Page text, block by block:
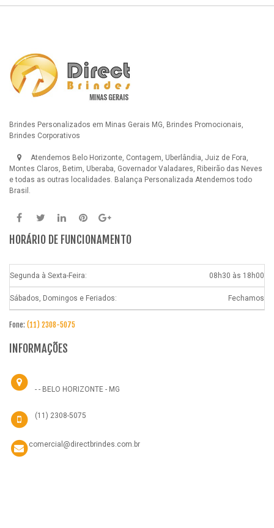
Brindes Personalizados em Minas Gerais MG, Brindes Promocionais,
Brindes Corporativos
Atendemos Belo Horizonte, Contagem, Uberlândia, Juiz de Fora,
Montes Claros, Betim, Uberaba, Governador Valadares, Ribeirão das Neves
e todas as outras localidades. Balança Personalizada Atendemos todo
Brasil.
HORÁRIO DE FUNCIONAMENTO
Segunda à Sexta-Feira: 08h30 às 18h00
Sábados, Domingos e Feriados: Fechamos
Fone: (11) 2308-5075
INFORMAÇÕES
- - BELO HORIZONTE - MG
(11) 2308-5075
comercial@directbrindes.com.br